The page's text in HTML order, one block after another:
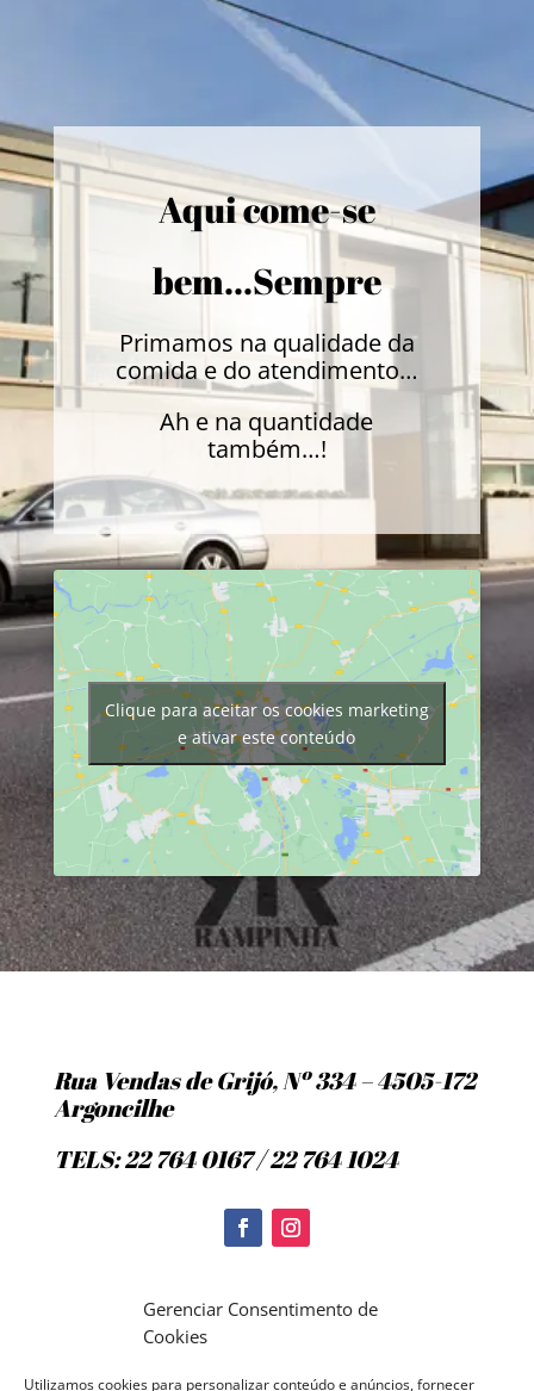
Gerenciar Consentimento de
Cookies
Utilizamos cookies para personalizar conteúdo e anúncios, fornecer
Aqui come-se
bem...Sempre
Primamos na qualidade da
comida e do atendimento…
Ah e na quantidade
também…!
Clique para aceitar os cookies marketing
e ativar este conteúdo
Rua Vendas de Grijó, Nº 334 – 4505-172
Argoncilhe
TELS: 22 764 0167 / 22 764 1024
Politica de Cookies